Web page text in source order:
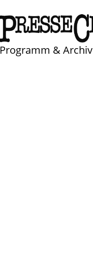
Programm & Archiv